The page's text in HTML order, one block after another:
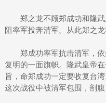
郑之龙不顾郑成功和隆武
阻率军投奔清军。从此郑之
郑成功率军抗击清军，依
复明的一面旗帜。隆武皇帝
旨，命郑成功一定要收复台
这次战役中被清军包围，剖腹